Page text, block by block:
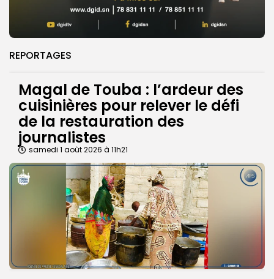
REPORTAGES
Magal de Touba : l’ardeur des
cuisinières pour relever le défi
de la restauration des
journalistes
samedi 1 août 2026 à 11h21